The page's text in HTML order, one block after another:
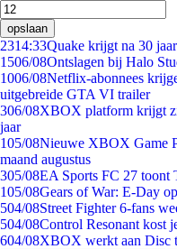
opslaan
2314:33Quake krijgt na 30
1506/08Ontslagen bij Halo
1006/08Netflix-abonnees
uitgebreide GTA VI trailer
306/08XBOX platform krijgt
jaar
105/08Nieuwe XBOX Game
maand augustus
305/08EA Sports FC 27 toont
105/08Gears of War: E-Day
504/08Street Fighter 6-fans
504/08Control Resonant kost
604/08XBOX werkt aan Disc